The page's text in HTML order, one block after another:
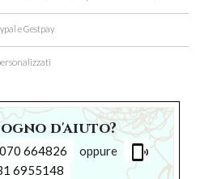
e Gestpay
d'aiuto?
070 664826 oppure phonelink_ring
6955148